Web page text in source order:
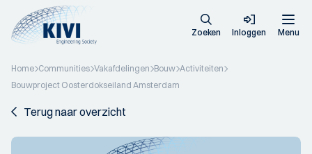
Zoeken Inloggen Menu
Home Communities Vakafdelingen Bouw Activiteiten
Bouwproject Oosterdokseiland Amsterdam
Terug naar overzicht